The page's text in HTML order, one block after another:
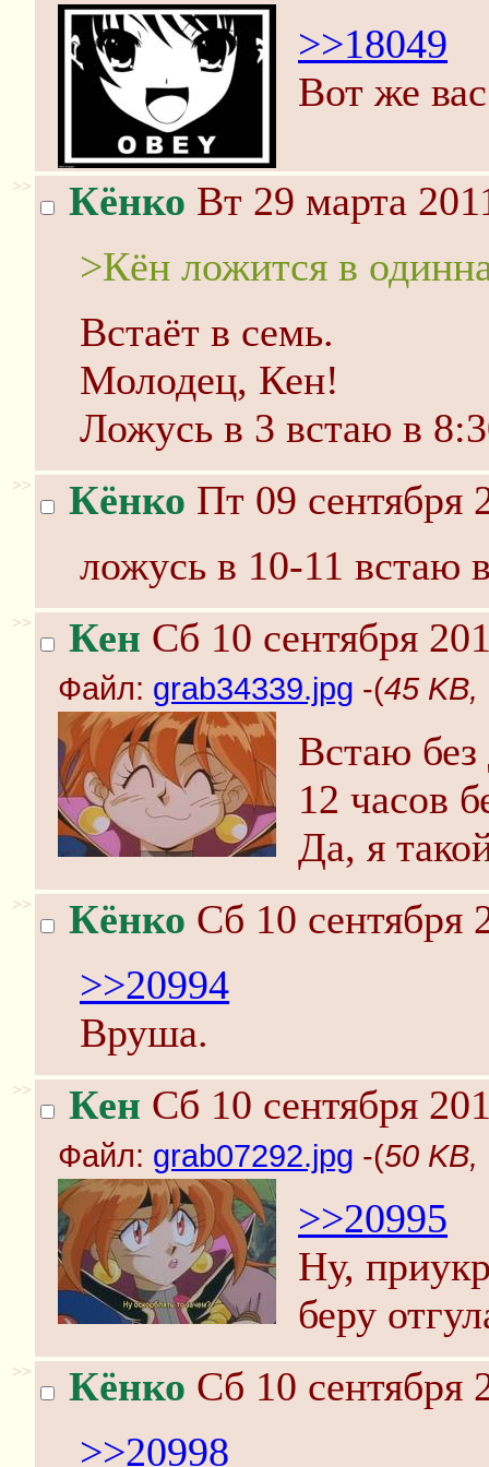
>>18049
Вот же
>> Кёнко Вт 29 марта
>Кён ложится в
Встаёт в семь.
Молодец, Кен!
Ложусь в 3 встаю в
>> Кёнко Пт 09 сентября
ложусь в 10-11 встаю
>> Кен Сб 10 сентября
Файл: grab34339.jpg -(45 KB,
Встаю
12 часов
Да, я
>> Кёнко Сб 10 сентября
>>20994
Вруша.
>> Кен Сб 10 сентября
Файл: grab07292.jpg -(50 KB,
>>20995
Ну,
беру
>> Кёнко Сб 10 сентября
>>20998